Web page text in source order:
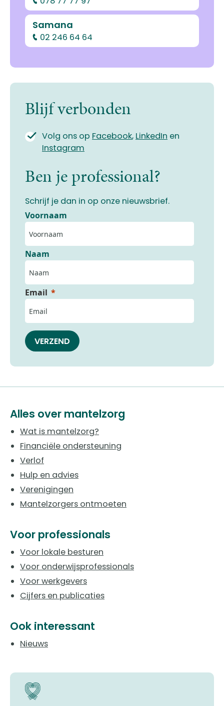
Samana
02 246 64 64
Blijf verbonden
Volg ons op Facebook, LinkedIn en
Instagram
Ben je professional?
Schrijf je dan in op onze nieuwsbrief.
Voornaam
Naam
Email
VERZEND
Alles over mantelzorg
Wat is mantelzorg?
Financiële ondersteuning
Verlof
Hulp en advies
Verenigingen
Mantelzorgers ontmoeten
Voor professionals
Voor lokale besturen
Voor onderwijsprofessionals
Voor werkgevers
Cijfers en publicaties
Ook interessant
Nieuws